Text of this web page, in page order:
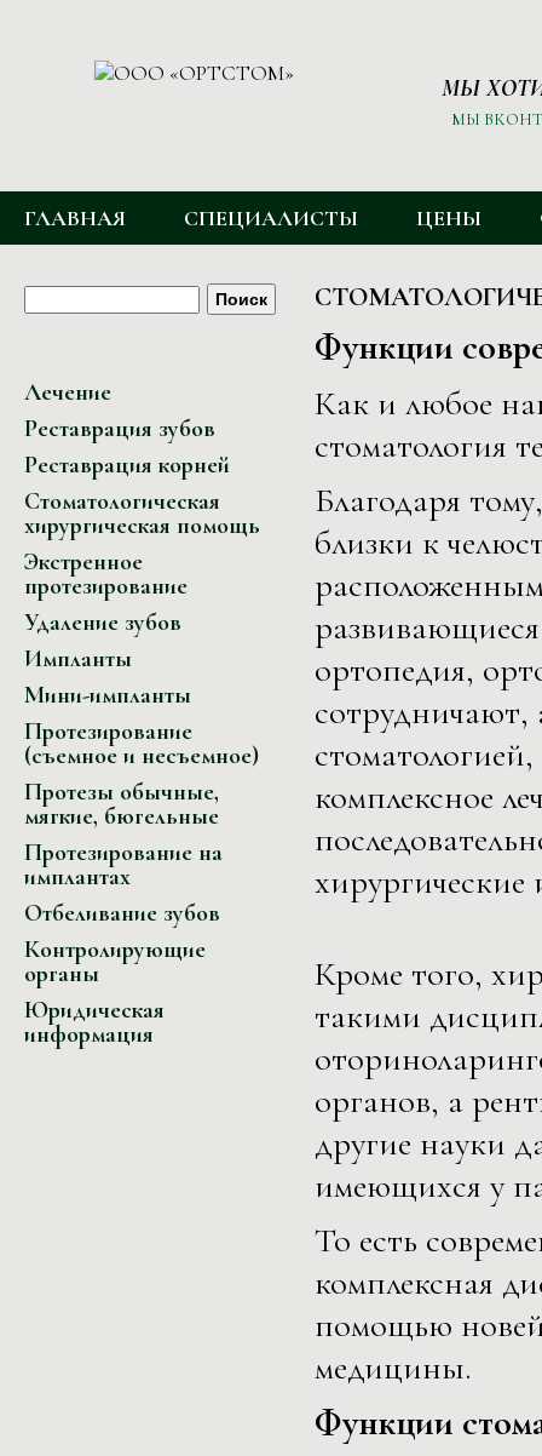
МЫ
МЫ
ГЛАВНОЕ МЕНЮ
ГЛАВНАЯ СПЕЦИАЛИСТЫ ЦЕНЫ
ФОРМА ПОИСКА
Поиск
Лечение
Реставрация зубов
Реставрация корней
Стоматологическая
хирургическая помощь
Экстренное
протезирование
Удаление зубов
Импланты
Мини-импланты
Протезирование
(съемное и несъемное)
Протезы обычные,
мягкие, бюгельные
Протезирование на
имплантах
Отбеливание зубов
Контролирующие
органы
Юридическая
информация
Функции
Как и любое
стоматология
Благодаря
близки к
ортопедия,
сотрудничают,
комплексное
хирургические
Кроме того,
такими
органов, а
другие науки
имеющихся у
То есть
комплексная
помощью
медицины.
Функции